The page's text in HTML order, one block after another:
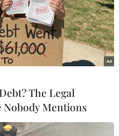
cấu Tập đoàn giai đoạn
ý của Bộ Công
phủ; tiếp tục đẩy
cổ phần hóa các đơn vị
liệt, đồng bộ các
sản xuất kinh doanh,
của giá dầu, Tập đoàn
sâu sát, kịp thời của
The Legal
Mentions